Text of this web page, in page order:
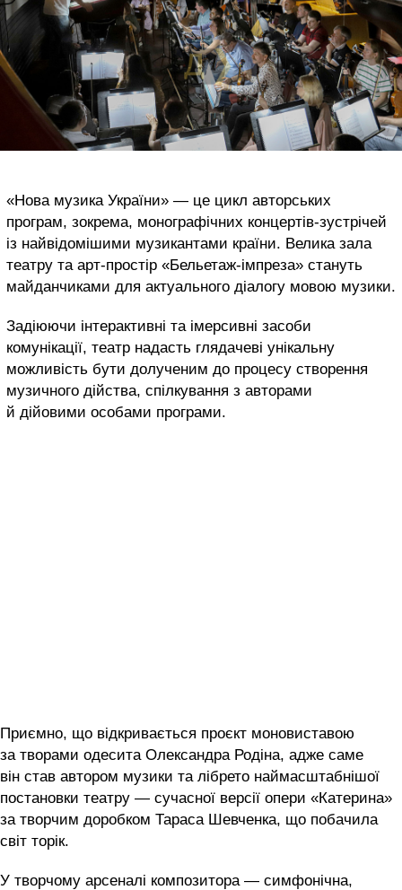
«Нова музика України» — це цикл авторських
програм, зокрема, монографічних концертів-зустрічей
із найвідомішими музикантами країни. Велика зала
театру та арт-простір «Бельетаж-імпреза» стануть
майданчиками для актуального діалогу мовою музики.
Задіюючи інтерактивні та імерсивні засоби
комунікації, театр надасть глядачеві унікальну
можливість бути долученим до процесу створення
музичного дійства, спілкування з авторами
й дійовими особами програми.
Приємно, що відкривається проєкт моновиставою
за творами одесита Олександра Родіна, адже саме
він став автором музики та лібрето наймасштабнішої
постановки театру — сучасної версії опери «Катерина»
за творчим доробком Тараса Шевченка, що побачила
світ торік.
У творчому арсеналі композитора — симфонічна,